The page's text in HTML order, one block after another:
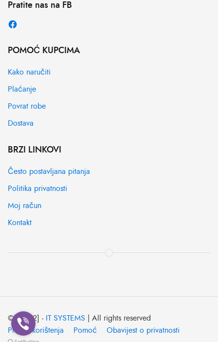
Pratite nas na FB
POMOĆ KUPCIMA
Kako naručiti
Plaćanje
Povrat robe
Dostava
BRZI LINKOVI
Često postavljana pitanja
Politika privatnosti
Moj račun
Kontakt
© [2022] - IT SYSTEMS | All rights reserved
Pravila korištenja
Pomoć Obavijest o privatnosti